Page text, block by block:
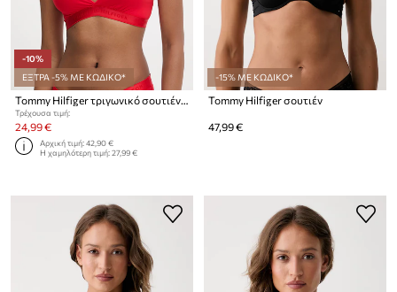
-10%
ΕΞΤΡΑ -5% ΜΕ ΚΩΔΙΚΟ*
Tommy Hilfiger τριγωνικό σουτιέν με μοντάλ
Τρέχουσα τιμή:
24,99 €
Αρχική τιμή:42,90 €
Η χαμηλότερη τιμή:27,99 €
-15% ΜΕ ΚΩΔΙΚΟ*
Tommy Hilfiger σουτιέν
47,99 €